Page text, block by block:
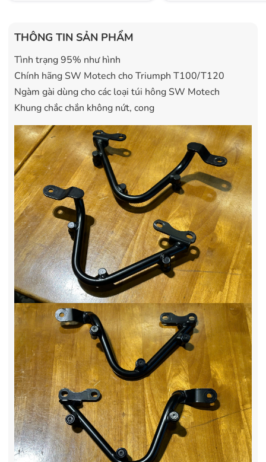
THÔNG TIN SẢN PHẨM
Tình trạng 95% như hình
Chính hãng SW Motech cho Triumph T100/T120
Ngàm gài dùng cho các loại túi hông SW Motech
Khung chắc chắn không nứt, cong